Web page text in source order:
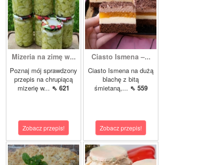
Mizeria na zimę w...
Poznaj mój sprawdzony
przepis na chrupiącą
mizerię w... ⇖ 621
Zobacz przepis!
Ciasto Ismena –...
Ciasto Ismena na dużą
blachę z bitą
śmietaną,... ⇖ 559
Zobacz przepis!